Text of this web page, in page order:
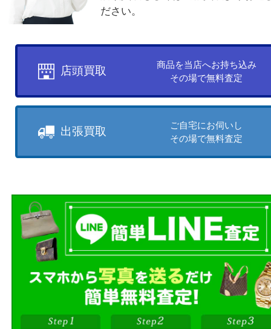
買取方法について
売りたい時に、お客様の都合に
買取方法をお選びいただけます
店頭買取もしくは出張買取より
ださい。